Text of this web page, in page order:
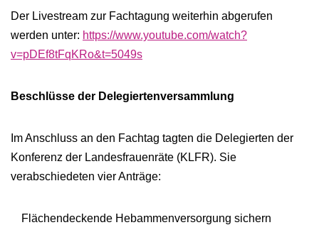
Der Livestream zur Fachtagung weiterhin abgerufen
werden unter: https://www.youtube.com/watch?
v=pDEf8tFqKRo&t=5049s
Beschlüsse der Delegiertenversammlung
Im Anschluss an den Fachtag tagten die Delegierten der
Konferenz der Landesfrauenräte (KLFR). Sie
verabschiedeten vier Anträge:
Flächendeckende Hebammenversorgung sichern